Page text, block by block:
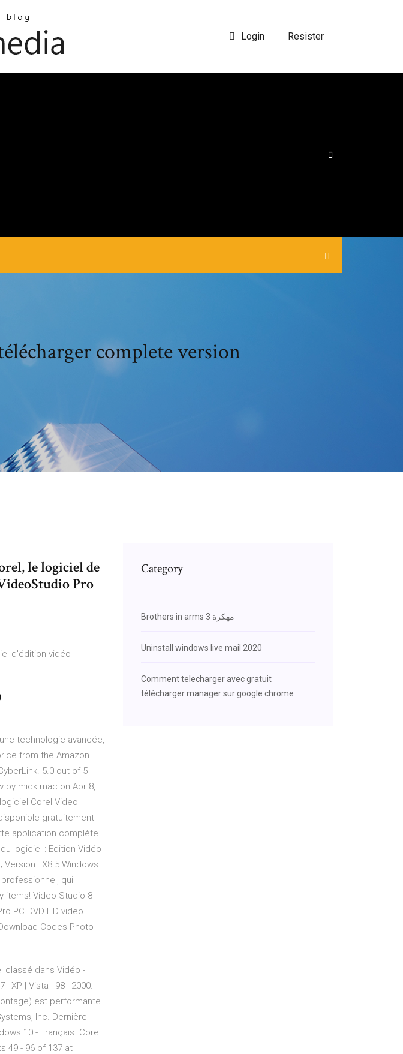
Login | Resister
complete version
le logiciel de
Pro
d'édition vidéo
technologie avancée,
from the Amazon
5.0 out of 5
by mick mac on Apr 8,
Corel Video
gratuitement
application complète
logiciel : Edition Vidéo
: X8.5 Windows
qui
items! Video Studio 8
PC DVD HD video
Codes Photo-
classé dans Vidéo -
XP | Vista | 98 | 2000.
est performante
Inc. Dernière
10 - Français. Corel
49 - 96 of 137 at
Category
Brothers in arms 3 مهكرة
Uninstall windows live mail 2020
Comment telecharger avec gratuit
télécharger manager sur google chrome